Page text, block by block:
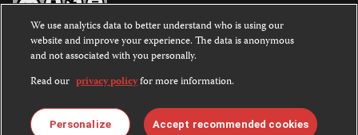
Except where noted, text on this website is licensed under a
Commons Attribution-NonCommercial-NoDerivatives 4.0
International License.
Images and other media are not covered by the Creative Commons
license. For more information about permissions, see ourFAQs
We use analytics data to better understand who is using our
website and improve your experience. The data is anonymous
and not associated with you personally.
Read our privacy policyfor more information.
Personalize Accept recommended cookies